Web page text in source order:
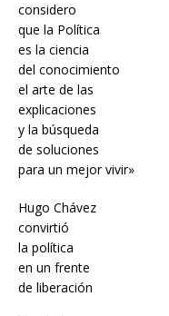
considero
que la Política
es la ciencia
del conocimiento
el arte de las
explicaciones
y la búsqueda
de soluciones
para un mejor vivir»
Hugo Chávez
convirtió
la política
en un frente
de liberación